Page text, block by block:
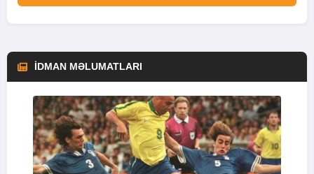
İDMAN MƏLUMATLARI